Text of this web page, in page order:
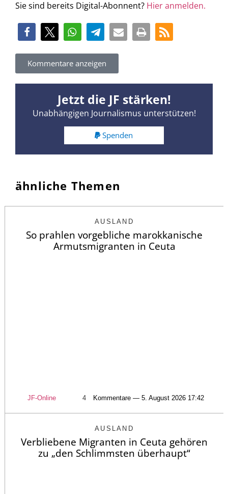
Sie sind bereits Digital-Abonnent? Hier anmelden.
Kommentare anzeigen
Jetzt die JF stärken!
Unabhängigen Journalismus unterstützen!
Spenden
ähnliche Themen
AUSLAND
So prahlen vorgebliche marokkanische
Armutsmigranten in Ceuta
JF-Online 4 Kommentare — 5. August 2026 17:42
AUSLAND
Verbliebene Migranten in Ceuta gehören
zu „den Schlimmsten überhaupt“